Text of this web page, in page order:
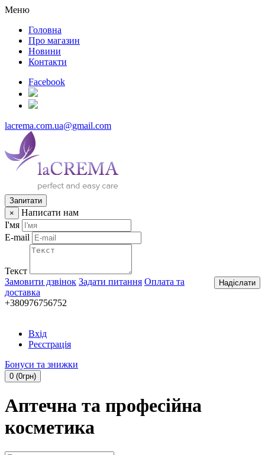
Меню
Головна
Про магазин
Новини
Контакти
Facebook
lacrema.com.ua@gmail.com
Запитати
×
Написати нам
І'мя
E-mail
Текст
Надіслати
Замовити дзвінок Задати питання Оплата та
доставка
+380976756752
Вхід
Реєстрація
Бонуси та знижки
0 (0грн)
Аптечна та професійна
косметика